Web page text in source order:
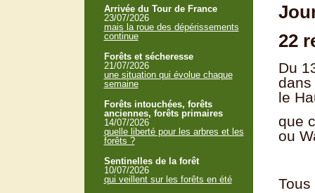
22
Du
dans
le
que
ou
Arrivée du Tour de France
23/07/2026
mais la roue des dépérissements
continue
Forêts et sécheresse
21/07/2026
une situation qui évolue chaque
semaine
Forêts intouchées, forêts
anciennes, forêts primaires
14/07/2026
quelle liberté pour les arbres et les
forêts ?
Sentinelles de la forêt
10/07/2026
qui veillent sur les forêts en été